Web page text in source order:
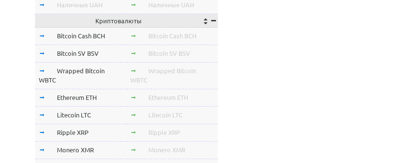
Наличные UAH Наличные UAH
Криптовалюты
Bitcoin Cash BCH Bitcoin Cash BCH
Bitcoin SV BSV Bitcoin SV BSV
Wrapped Bitcoin
WBTC
Wrapped Bitcoin
WBTC
Ethereum ETH Ethereum ETH
Litecoin LTC Litecoin LTC
Ripple XRP Ripple XRP
Monero XMR Monero XMR